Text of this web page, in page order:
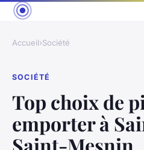
Accueil›Société
SOCIÉTÉ
Top choix de
emporter à